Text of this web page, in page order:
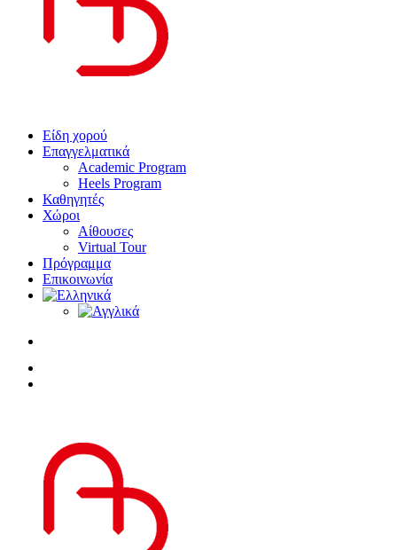
Είδη χορού
Επαγγελματικά
Academic Program
Heels Program
Καθηγητές
Χώροι
Αίθουσες
Virtual Tour
Πρόγραμμα
Επικοινωνία